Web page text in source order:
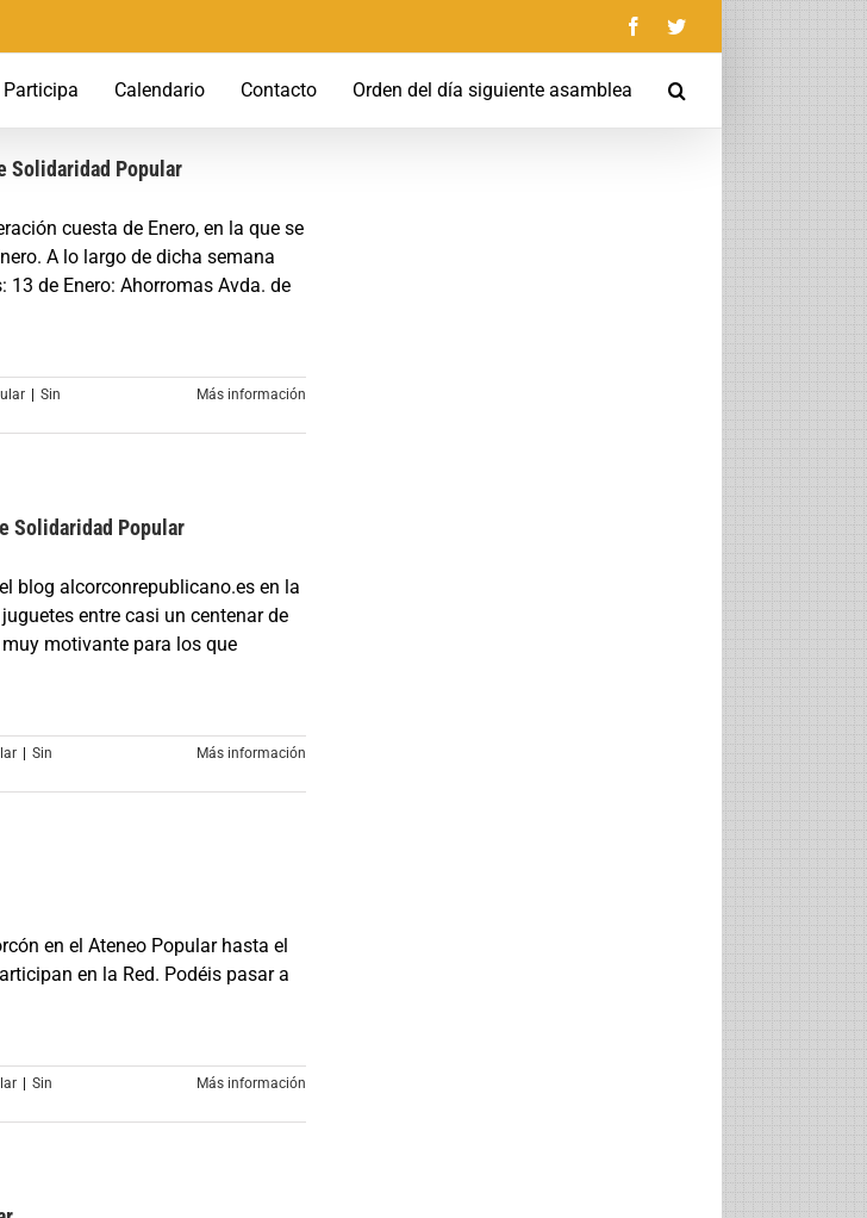
FacebookTwitter
Participa Calendario Contacto Orden del día siguiente asamblea
Solidaridad Popular
cuesta de Enero, en la que se
A lo largo de dicha semana
de Enero: Ahorromas Avda. de
Sin
Más información
Solidaridad Popular
blog alcorconrepublicano.es en la
entre casi un centenar de
motivante para los que
Sin
Más información
en el Ateneo Popular hasta el
en la Red. Podéis pasar a
Sin
Más información